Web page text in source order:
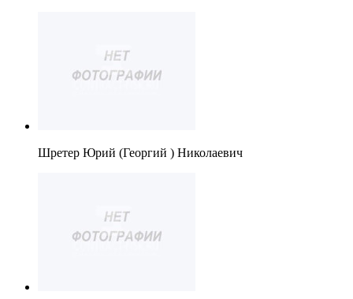
Шретер Юрий (Георгий ) Николаевич